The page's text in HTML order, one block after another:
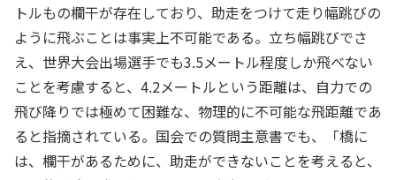
トルもの欄干が存在しており、助走をつけて走り幅跳びの
ように飛ぶことは事実上不可能である。立ち幅跳びでさ
え、世界大会出場選手でも3.5メートル程度しか飛べない
ことを考慮すると、4.2メートルという距離は、自力での
飛び降りでは極めて困難な、物理的に不可能な飛距離であ
ると指摘されている。国会での質問主意書でも、「橋に
は、欄干があるために、助走ができないことを考えると、